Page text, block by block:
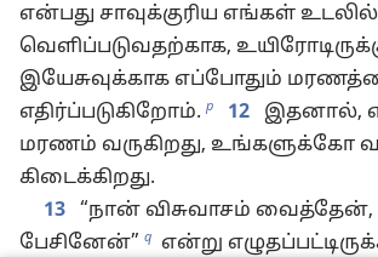
என்பது சாவுக்குரிய எங்கள் உடலில்
வெளிப்படுவதற்காக,
இயேசுவுக்காக எப்போதும்
எதிர்ப்படுகிறோம். p 12
இதனால்,
மரணம் வருகிறது, உங்களுக்கோ
கிடைக்கிறது.
13 “நான் விசுவாசம்
பேசினேன்” q
என்று